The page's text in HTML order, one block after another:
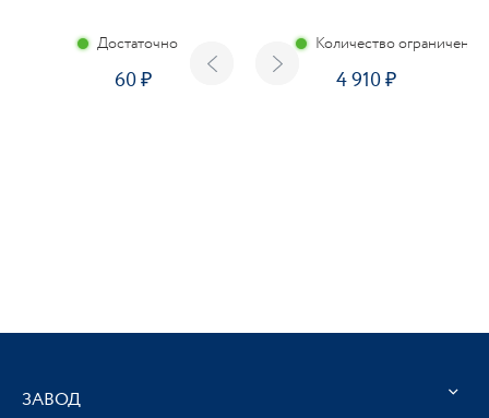
Достаточно
60
Количество ограничено
4 910
ЗАВОД